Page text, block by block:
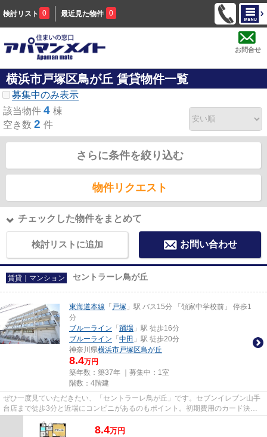
検討リスト 0 最近見た物件 0
お問合せ
横浜市戸塚区鳥が丘 賃貸物件一覧
募集中のみ表示
該当物件 4 棟
空き数 2 件
さらに条件を絞り込む
物件リクエスト
チェックした物件をまとめて
検討リストに追加 お問い合わせ
賃貸｜マンション セントラーレ鳥が丘
東海道本線 「 戸塚 」駅 バス15分 「領家中学校前」 停歩1
分
ブルーライン 「 踊場 」駅 徒歩16分
ブルーライン 「 中田 」駅 徒歩20分
神奈川県横浜市戸塚区鳥が丘
8.4万円
築年数：築37年 ｜募集中： 1室
階数：4階建
ぜひ一度見ていただきたい、「セントラーレ鳥が丘」です。セブンイレブン山手
台店まで徒歩3分と近場にコンビニがあるのもポイント。初期費用のカード決済
8.4万円